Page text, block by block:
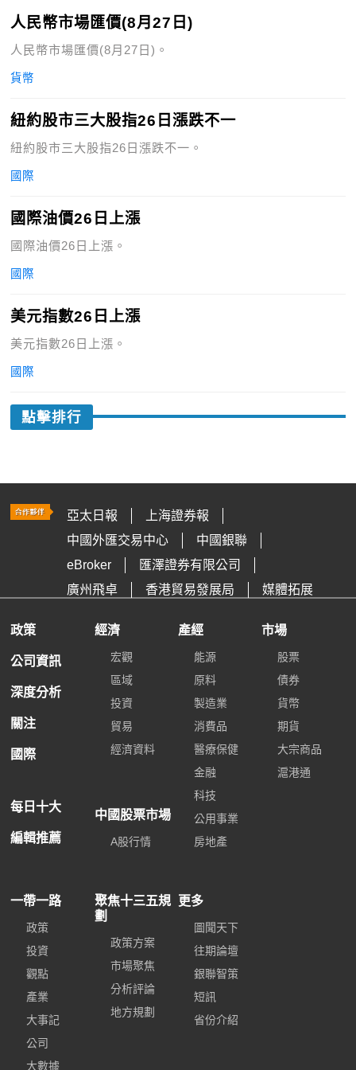
人民幣市場匯價(8月27日)
人民幣市場匯價(8月27日)。
貨幣
紐約股市三大股指26日漲跌不一
紐約股市三大股指26日漲跌不一。
國際
國際油價26日上漲
國際油價26日上漲。
國際
美元指數26日上漲
美元指數26日上漲。
國際
點擊排行
亞太日報
上海證券報
中國外匯交易中心
中國銀聯
eBroker
匯澤證券有限公司
廣州飛卓
香港貿易發展局 媒體拓展
政策
公司資訊
深度分析
關注
國際
每日十大
編輯推薦
經濟
宏觀
區域
投資
貿易
經濟資料
中國股票市場
A股行情
產經
能源
原料
製造業
消費品
醫療保健
金融
科技
公用事業
房地產
市場
股票
債券
貨幣
期貨
大宗商品
滬港通
一帶一路
政策
投資
觀點
產業
大事記
公司
大數據
聚焦十三五規
劃
政策方案
市場聚焦
分析評論
地方規劃
更多
圖聞天下
往期論壇
銀聯智策
短訊
省份介紹